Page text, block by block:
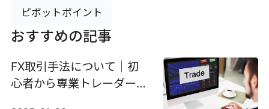
ピボットポイント
おすすめの記事
FX取引手法について｜初
心者から専業トレーダーま